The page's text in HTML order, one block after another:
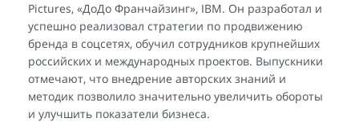
Pictures, «ДоДо Франчайзинг», IBM. Он разработал и
успешно реализовал стратегии по продвижению
бренда в соцсетях, обучил сотрудников крупнейших
российских и международных проектов. Выпускники
отмечают, что внедрение авторских знаний и
методик позволило значительно увеличить обороты
и улучшить показатели бизнеса.